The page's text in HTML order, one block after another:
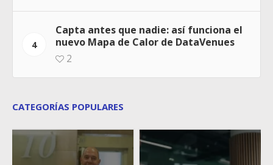
4
Capta antes que nadie: así funciona el
nuevo Mapa de Calor de DataVenues
2
CATEGORÍAS POPULARES